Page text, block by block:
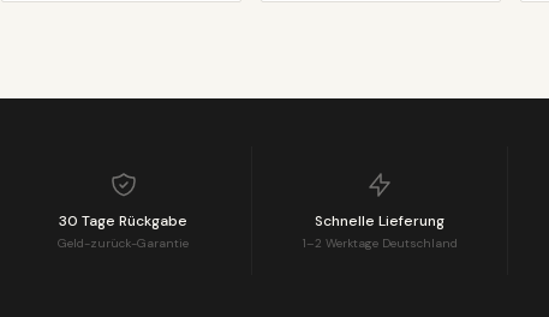
30 Tage Rückgabe
Geld-zurück-Garantie
Schnelle Lieferung
1–2 Werktage Deutschland